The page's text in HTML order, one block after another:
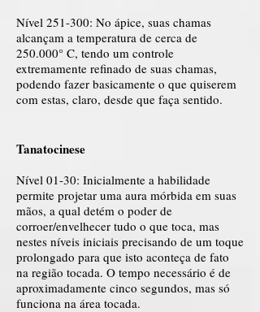
Nível 251-300: No ápice, suas chamas
alcançam a temperatura de cerca de
250.000° C, tendo um controle
extremamente refinado de suas chamas,
podendo fazer basicamente o que quiserem
com estas, claro, desde que faça sentido.
Tanatocinese
Nível 01-30: Inicialmente a habilidade
permite projetar uma aura mórbida em suas
mãos, a qual detém o poder de
corroer/envelhecer tudo o que toca, mas
nestes níveis iniciais precisando de um toque
prolongado para que isto aconteça de fato
na região tocada. O tempo necessário é de
aproximadamente cinco segundos, mas só
funciona na área tocada.